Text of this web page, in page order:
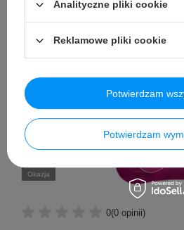
Okazja
0(0 opinii)
Analityczne pliki cookie
Reklamowe pliki cookie
Potwierdzam
Potwierdzam